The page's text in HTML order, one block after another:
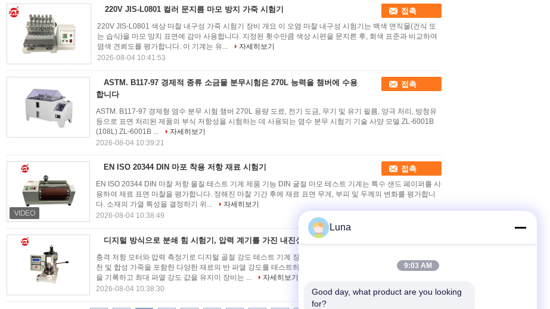
220V JIS-L0801 컬러 문지름 마모 방지 가죽 시험기 접촉
220V JIS-L0801 색상 마찰 내구성 가죽 시험기 장비 개요 이 오염 마찰 내구성 시험기는 백색 면직물(건식 또
는 습식)을 마모 망치 표면에 감아 사용합니다. 지정된 횟수만큼 색상 시편을 문지른 후, 회색 표준과 비교하여
염색 견뢰도를 평가합니다. 이 기계는 유...
자세히보기
2026-08-04 10:41:53
ASTM. B117-97 경제적 종류 소금물 분무시험은 270L 능력을 챔버에 수용
합니다
접촉
ASTM. B117-97 경제형 염수 분무 시험 챔버 270L 용량 도료, 전기 도금, 무기 및 유기 필름, 양극 처리, 방청유
등으로 표면 처리된 제품의 부식 저항성을 시험하는 데 사용되는 염수 분무 시험기 기술 사양 모델 ZL-6001B
(108L) ZL-6001B ...
자세히보기
2026-08-04 10:39:21
EN ISO 20344 DIN 마포 착용 저항 재료 시험기 접촉
EN ISO 20344 DIN 마찰 저항 물질 테스트 기계 제품 기능 DIN 굴절 마모 테스트 기계는 특수 샌드 페이퍼를 사
용하여 재료 표면 마찰을 평가합니다. 정해진 마찰 기간 후에 재료 표면 무게, 부피 및 두께의 변화를 평가합니
다. 소재의 가열 특성을 결정하기 위...
자세히보기
2026-08-04 10:38:49
디지털 방식으로 분쇄 힘 시험기, 압력 계기를 가진 내진성 모터 접촉
충격 저항 모터와 압력 측정기로 디지털 골절 강도 테스트 기계 장비 개요 이 기계는 원료, 파동 카드보드, 가죽,
천 및 합성 가죽을 포함한 다양한 재료의 반 파열 강도를 테스트하도록 설계되었습니다.그것은 자동으로 힘 값
을 기록하고 최대 파열 강도 값을 유지이 장비는 ...
자세히보기
2026-08-04 10:38:30
Luna
9:03 AM
Good day, what product are you looking
for?